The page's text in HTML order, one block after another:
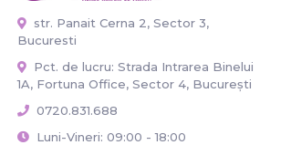
str. Panait Cerna 2, Sector 3,
Bucuresti
Pct. de lucru: Strada Intrarea Binelui
1A, Fortuna Office, Sector 4, București
0720.831.688
Luni-Vineri: 09:00 - 18:00